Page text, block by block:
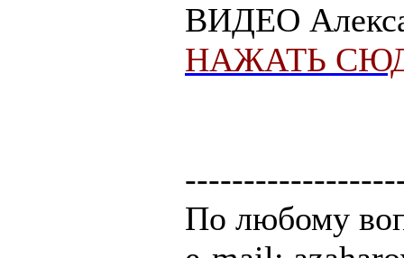
ВИДЕО
НАЖАТЬ
По любому